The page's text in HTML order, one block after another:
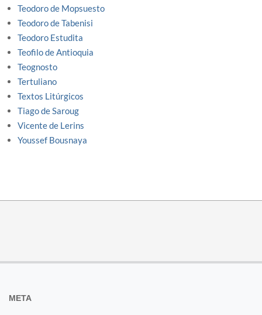
Teodoro de Mopsuesto
Teodoro de Tabenisi
Teodoro Estudita
Teofilo de Antioquia
Teognosto
Tertuliano
Textos Litúrgicos
Tiago de Saroug
Vicente de Lerins
Youssef Bousnaya
META